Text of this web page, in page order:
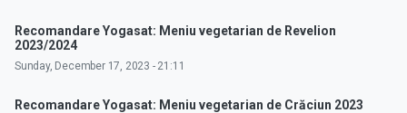
Recomandare Yogasat: Meniu vegetarian de Revelion
2023/2024
Sunday, December 17, 2023 - 21:11
Recomandare Yogasat: Meniu vegetarian de Crăciun 2023